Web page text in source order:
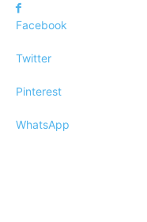
Facebook
Twitter
Pinterest
WhatsApp